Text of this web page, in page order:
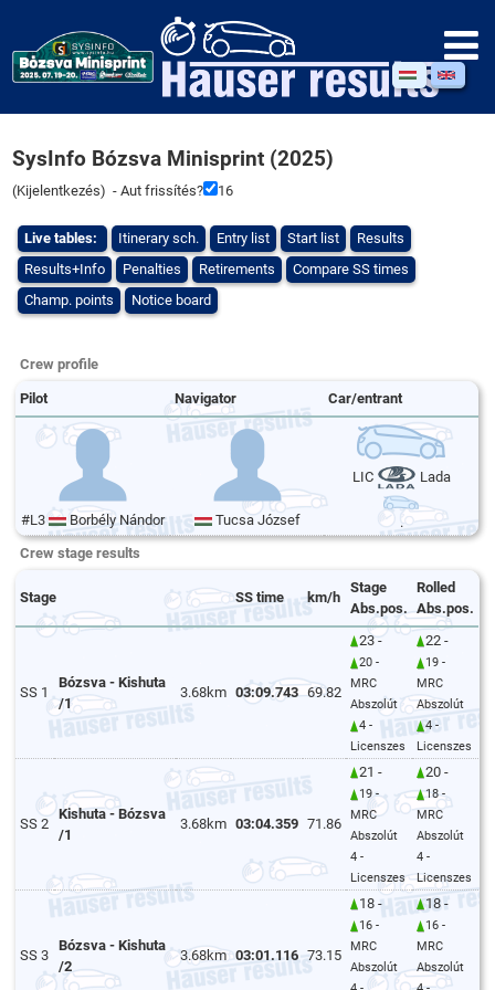
SysInfo Bózsva Minisprint (2025)
(Kijelentkezés) - Aut frissítés? 16
Live tables: Itinerary sch. Entry list Start list
Results
Results+Info
Penalties Retirements
Compare SS times
Champ. points
Notice board
Crew profile
Pilot Navigator Car/entrant
#L3 Borbély Nándor Tucsa József
LIC Lada
.
Crew stage results
Stage SS time km/h
Stage
Abs.pos.
Rolled
Abs.pos.
SS 1
Bózsva - Kishuta
/1
3.68km 03:09.743 69.82
23 -
20 -
MRC
Abszolút
4 -
Licenszes
22 -
19 -
MRC
Abszolút
4 -
Licenszes
SS 2
Kishuta - Bózsva
/1
3.68km 03:04.359 71.86
21 -
19 -
MRC
Abszolút
4 -
Licenszes
20 -
18 -
MRC
Abszolút
4 -
Licenszes
SS 3
Bózsva - Kishuta
/2
3.68km 03:01.116 73.15
18 -
16 -
MRC
Abszolút
18 -
16 -
MRC
Abszolút